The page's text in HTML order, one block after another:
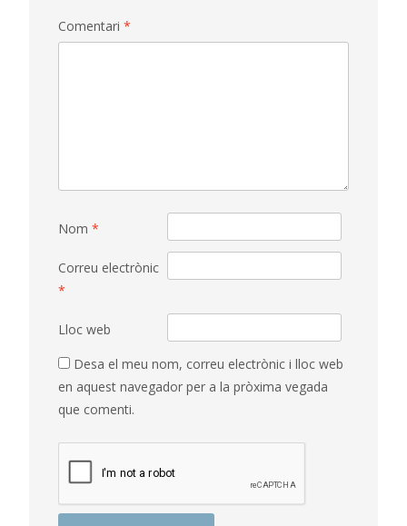
Comentari *
Nom *
Correu electrònic
*
Lloc web
Desa el meu nom, correu electrònic i lloc web
en aquest navegador per a la pròxima vegada
que comenti.